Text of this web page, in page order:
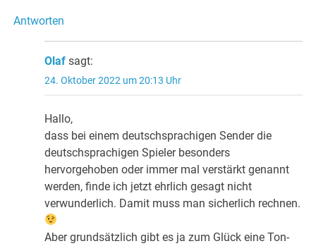
Antworten
Olaf sagt:
24. Oktober 2022 um 20:13 Uhr
Hallo,
dass bei einem deutschsprachigen Sender die
deutschsprachigen Spieler besonders
hervorgehoben oder immer mal verstärkt genannt
werden, finde ich jetzt ehrlich gesagt nicht
verwunderlich. Damit muss man sicherlich rechnen.
Aber grundsätzlich gibt es ja zum Glück eine Ton-